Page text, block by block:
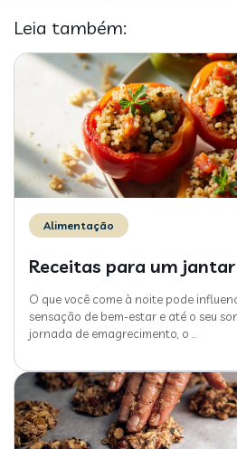
Leia também:
Alimentação
Receitas para um
O que você come à noite pode
sensação de bem-estar e até o seu
jornada de emagrecimento, o